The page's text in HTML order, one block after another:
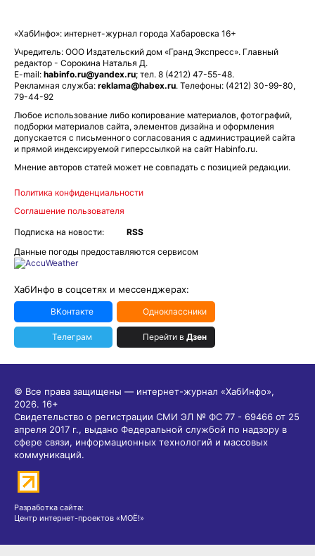
«ХабИнфо»: интернет-журнал города Хабаровска 16+
Учредитель: ООО Издательский дом «Гранд Экспресс». Главный
редактор - Сорокина Наталья Д.
E-mail: habinfo.ru@yandex.ru; тел. 8 (4212) 47-55-48.
Рекламная служба: reklama@habex.ru. Телефоны: (4212) 30-99-80,
79-44-92
Любое использование либо копирование материалов, фотографий,
подборки материалов сайта, элементов дизайна и оформления
допускается с письменного согласования с администрацией сайта
и прямой индексируемой гиперссылкой на сайт Habinfo.ru.
Мнение авторов статей может не совпадать с позицией редакции.
Политика конфиденциальности
Соглашение пользователя
Подписка на новости:
RSS
Данные погоды предоставляются сервисом
ХабИнфо в соцсетях и мессенджерах:
ВКонтакте Одноклассники
Телеграм Перейти в Дзен
© Все права защищены — интернет-журнал «ХабИнфо»,
2026. 16+
Свидетельство о регистрации СМИ ЭЛ № ФС 77 - 69466 от 25
апреля 2017 г., выдано Федеральной службой по надзору в
сфере связи, информационных технологий и массовых
коммуникаций.
Разработка сайта:
Центр интернет-проектов «МОЁ!»